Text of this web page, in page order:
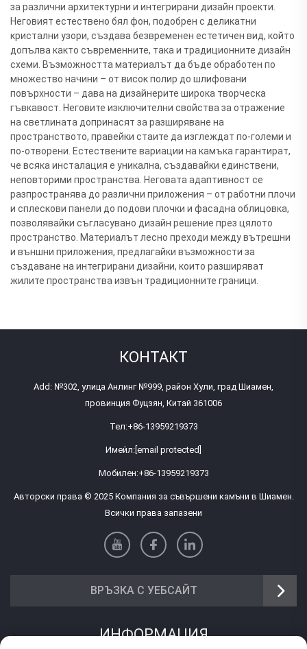
за различни архитектурни и интегрирани дизайн проекти.
Неговият естествено бял фон, подобрен с деликатни
кристални узори, създава безвременен естетичен вид, който
допълва както съвременните, така и традиционните дизайн
схеми. Възможността материалът да бъде обработен по
множество начини – от висок полир до шлифовани
повърхности – дава на дизайнерите широка творческа
гъвкавост. Неговите изключителни свойства за отражение
на светлината допринасят за разширяване на
пространството, правейки стаите да изглеждат по-големи и
по-отворени. Естествените вариации на камъка гарантират,
че всяка инсталация е уникална, създавайки единствени,
неповторими пространства. Неговата адаптивност се
разпространява до различни приложения – от работни плочи
и сплескови панели до подови плочки и фасадна облицовка,
позволявайки съгласувано дизайн решение през цялото
пространство. Материалът лесно преходи между вътрешни
и външни приложения, предлагайки възможности за
създаване на интегрирани дизайни, които разширяват
жилите пространства извън традиционните граници.
КОНТАКТ
Add: №302, улица Анлинг №999, район Хули, град Шиамен,
провинция Фуцзян, Китай 361006
Тел:+86-13959219373
Имейл: [email protected]
Мобилен:+86-13959219373
Авторски права © 2025 Компания за съвършени камъни в Шиамен.
Всички права запазени
ВРЪЗКА С УЕБСАЙТ
ИНФОРМАЦИЯ